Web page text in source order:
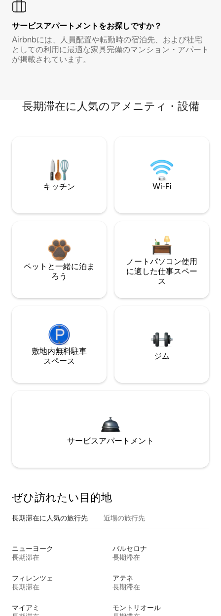
サービスアパートメントをお探しですか？
Airbnbには、人員配置や転勤時の宿泊先、および社宅
としての利用に最適な家具完備のマンション・アパート
が掲載されています。
長期滞在に人気のアメニティ・設備
キッチン Wi-Fi
ペットと一緒に泊ま
ろう
ノートパソコン使用
に適した仕事スペー
ス
敷地内無料駐⁠車
ス⁠ペ⁠ー⁠ス
ジム
サービスアパートメント
ぜひ訪⁠れ⁠た⁠い目⁠的⁠地
長期滞在に人気の旅行先 近場の旅行先
ニューヨーク
長期滞在
バルセロナ
長期滞在
フィレンツェ
長期滞在
アテネ
長期滞在
マイアミ
モントリオール